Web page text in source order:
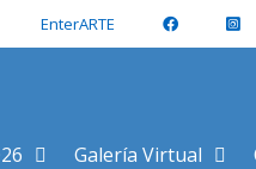
EnterARTE
Galería Virtual